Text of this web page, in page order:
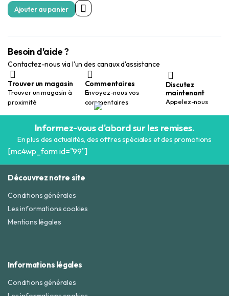
Ajouter au panier
Besoin d'aide ?
Contactez-nous via l'un des canaux d'assistance
Trouver un magasin
Trouver un magasin à
proximité
Commentaires
Envoyez-nous vos
commentaires
Discutez
maintenant
Appelez-nous
Informez-vous d'abord sur les remises.
En plus des actualités, des offres spéciales et des promotions
[mc4wp_form id="99"]
Découvrez notre site
Conditions générales
Les informations cookies
Mentions légales
Informations légales
Conditions générales
Les informations cookies